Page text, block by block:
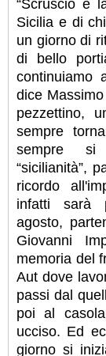
“Scruscio è
Sicilia e di
un giorno di
di bello
continuiamo
dice
pezzettino,
sempre
sempre si
“sicilianità”,
ricordo
infatti sarà
agosto,
Giovanni
memoria del
Aut dove
passi dal
poi al
ucciso. Ed
giorno si